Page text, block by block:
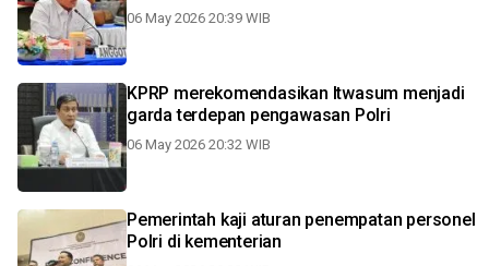
06 May 2026 20:39 WIB
KPRP merekomendasikan Itwasum menjadi
garda terdepan pengawasan Polri
06 May 2026 20:32 WIB
Pemerintah kaji aturan penempatan personel
Polri di kementerian